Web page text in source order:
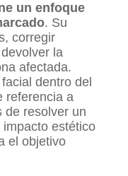
un enfoque
. Su
corregir
la
afectada.
dentro del
referencia a
de resolver un
estético
el objetivo